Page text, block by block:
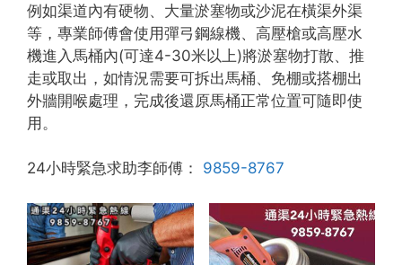
例如渠道內有硬物、大量淤塞物或沙泥在橫渠外渠
等，專業師傅會使用彈弓鋼線機、高壓槍或高壓水
機進入馬桶內(可達4-30米以上)將淤塞物打散、推
走或取出，如情況需要可拆出馬桶、免棚或搭棚出
外牆開喉處理，完成後還原馬桶正常位置可隨即使
用。
24小時緊急求助李師傅： 9859-8767